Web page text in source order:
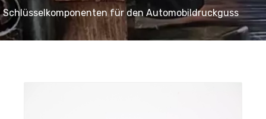
Schlüsselkomponenten für den Automobildruckguss